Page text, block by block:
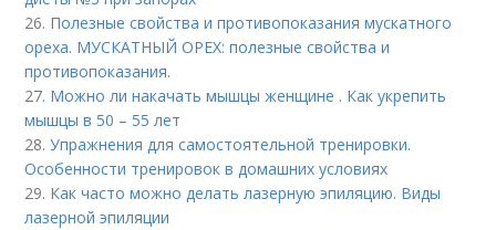
26. Полезные свойства и противопоказания мускатного
ореха. МУСКАТНЫЙ ОРЕХ: полезные свойства и
противопоказания.
27. Можно ли накачать мышцы женщине . Как укрепить
мышцы в 50 – 55 лет
28.Упражнения для самостоятельной тренировки.
Особенности тренировок в домашних условиях
29. Как часто можно делать лазерную эпиляцию. Виды
лазерной эпиляции